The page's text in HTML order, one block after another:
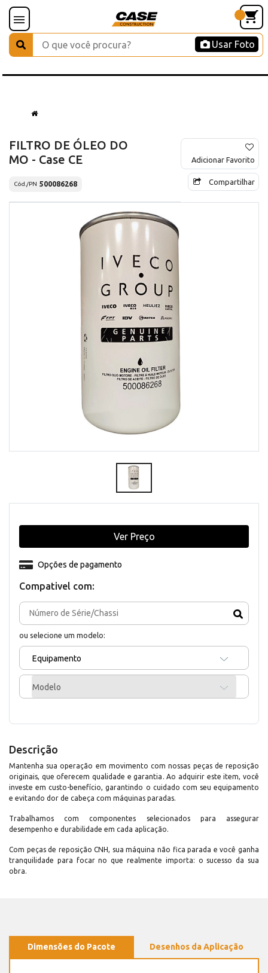
Usar Foto
FILTRO DE ÓLEO DO
MO - Case CE
Cód./PN 500086268
Adicionar Favorito
Compartilhar
Compativel com:
ou selecione um modelo:
Equipamento
Modelo
Opções de pagamento
Ver Preço
Descrição
Mantenha sua operação em movimento com nossas peças de reposição
originais, que oferecem qualidade e garantia. Ao adquirir este item, você
investe em custo-benefício, garantindo o cuidado com seu equipamento
e evitando dor de cabeça com máquinas paradas.
Trabalhamos com componentes selecionados para assegurar
desempenho e durabilidade em cada aplicação.
Com peças de reposição CNH, sua máquina não fica parada e você ganha
tranquilidade para focar no que realmente importa: o sucesso da sua
obra.
Dimensões do Pacote Desenhos da Aplicação